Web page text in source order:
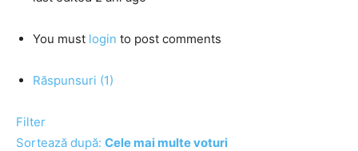
You must login to post comments
Răspunsuri (1)
Filter
Sortează după: Cele mai multe voturi